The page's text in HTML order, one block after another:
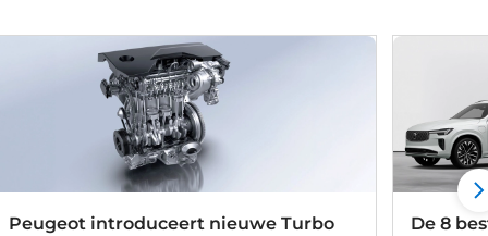
Peugeot introduceert nieuwe Turbo
De 8